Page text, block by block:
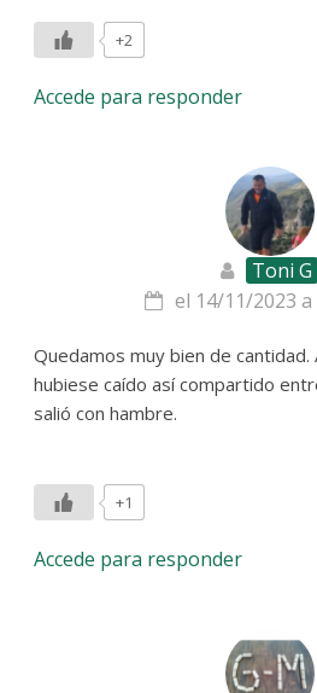
+2
Accede para responder
Toni G
el 14/11/2023 a
Quedamos muy bien de cantidad.
hubiese caído así compartido
salió con hambre.
+1
Accede para responder